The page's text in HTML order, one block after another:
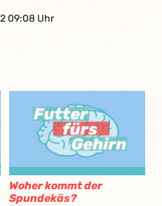
09:08 Uhr
Woher kommt der
Spundekäs?